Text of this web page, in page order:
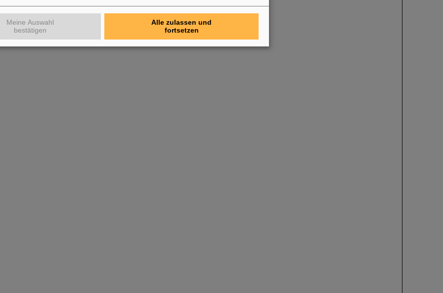
Meine Auswahl
bestätigen
Alle zulassen und
fortsetzen